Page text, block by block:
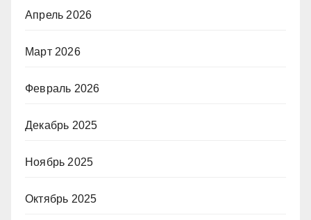
Апрель 2026
Март 2026
Февраль 2026
Декабрь 2025
Ноябрь 2025
Октябрь 2025